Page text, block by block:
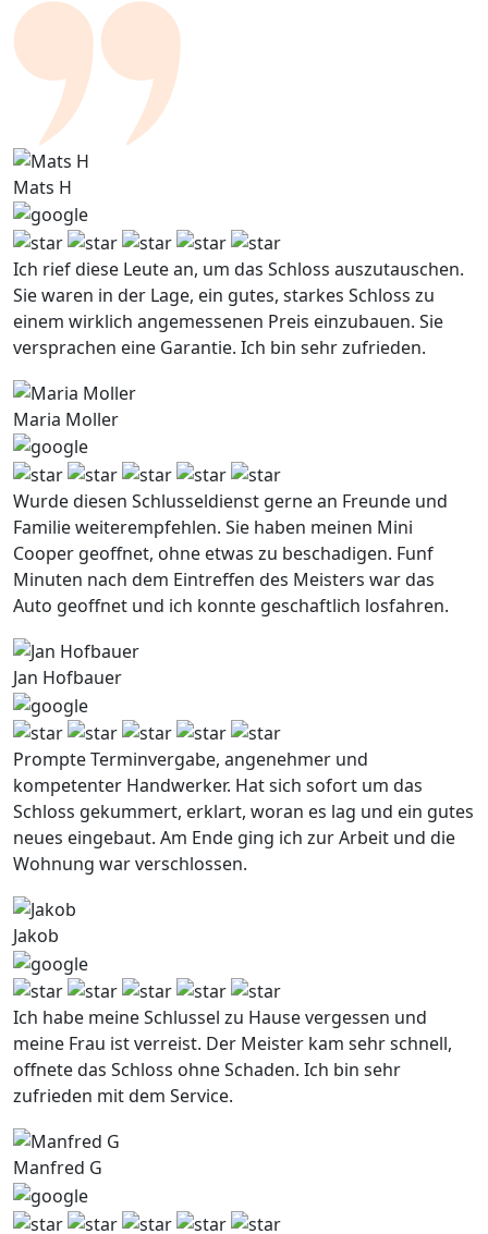
Mats H
Ich rief diese Leute an, um das Schloss auszutauschen.
Sie waren in der Lage, ein gutes, starkes Schloss zu
einem wirklich angemessenen Preis einzubauen. Sie
versprachen eine Garantie. Ich bin sehr zufrieden.
Maria Moller
Wurde diesen Schlusseldienst gerne an Freunde und
Familie weiterempfehlen. Sie haben meinen Mini
Cooper geoffnet, ohne etwas zu beschadigen. Funf
Minuten nach dem Eintreffen des Meisters war das
Auto geoffnet und ich konnte geschaftlich losfahren.
Jan Hofbauer
Prompte Terminvergabe, angenehmer und
kompetenter Handwerker. Hat sich sofort um das
Schloss gekummert, erklart, woran es lag und ein gutes
neues eingebaut. Am Ende ging ich zur Arbeit und die
Wohnung war verschlossen.
Jakob
Ich habe meine Schlussel zu Hause vergessen und
meine Frau ist verreist. Der Meister kam sehr schnell,
offnete das Schloss ohne Schaden. Ich bin sehr
zufrieden mit dem Service.
Manfred G